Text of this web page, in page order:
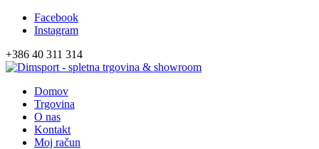
Facebook
Instagram
+386 40 311 314
Domov
Trgovina
O nas
Kontakt
Moj račun